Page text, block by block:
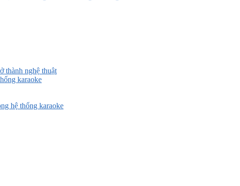
thành nghệ thuật
karaoke
hệ thống karaoke